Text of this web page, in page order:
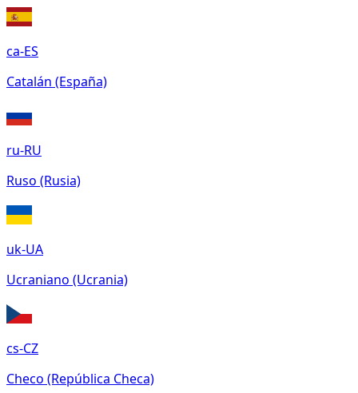
ca-ES
Catalán (España)
ru-RU
Ruso (Rusia)
uk-UA
Ucraniano (Ucrania)
cs-CZ
Checo (República Checa)